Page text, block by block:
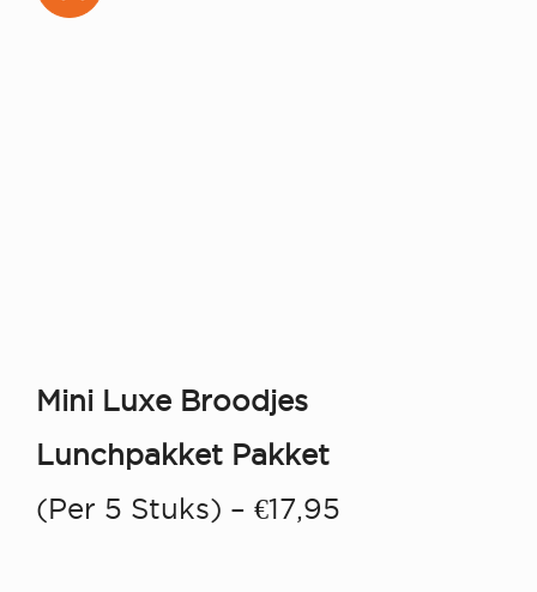
Mini Luxe Broodjes
Lunchpakket Pakket
(per 5 Stuks) – €17,95